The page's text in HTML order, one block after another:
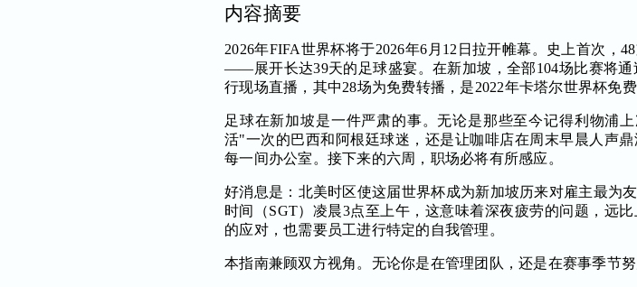
内容摘要
2026年FIFA世界杯将于2026年6月12日拉开帷幕。史上首次
——展开长达39天的足球盛宴。在新加坡，全部104场比赛将通
行现场直播，其中28场为免费转播，是2022年卡塔尔世界杯免费
足球在新加坡是一件严肃的事。无论是那些至今记得利物浦
活"一次的巴西和阿根廷球迷，还是让咖啡店在周末早晨人声
每一间办公室。接下来的六周，职场必将有所感应。
好消息是：北美时区使这届世界杯成为新加坡历来对雇主最为
时间（SGT）凌晨3点至上午，这意味着深夜疲劳的问题，远
的应对，也需要员工进行特定的自我管理。
本指南兼顾双方视角。无论你是在管理团队，还是在赛事季节